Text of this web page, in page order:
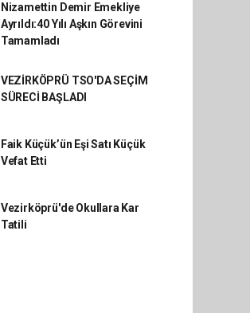
Nizamettin Demir Emekliye
Ayrıldı:40 Yılı Aşkın Görevini
Tamamladı
VEZİRKÖPRÜ TSO'DA SEÇİM
SÜRECİ BAŞLADI
Faik Küçük’ün Eşi Satı Küçük
Vefat Etti
Vezirköprü'de Okullara Kar
Tatili